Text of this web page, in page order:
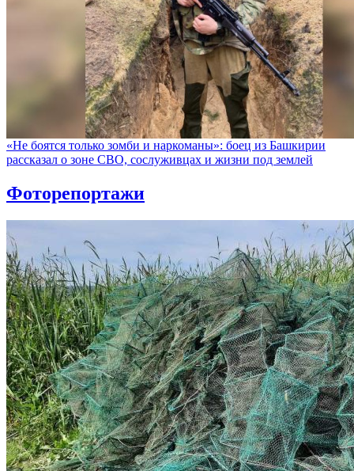
«Не боятся только зомби и наркоманы»: боец из Башкирии
рассказал о зоне СВО, сослуживцах и жизни под землей
Фоторепортажи